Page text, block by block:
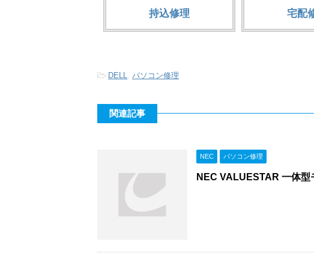
持込修理 宅配
-DELL, パソコン修理
関連記事
NEC パソコン修理
NEC VALUESTAR 一体